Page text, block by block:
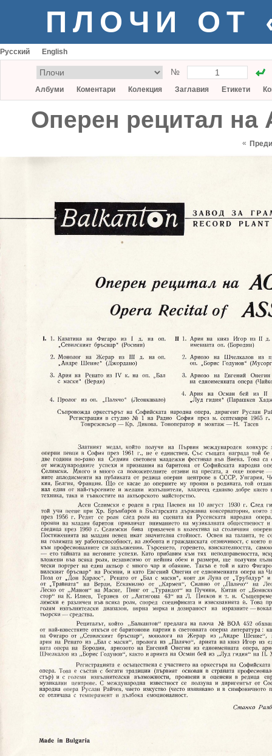
ПЛОЧИ ОТ
Русский English
№
Албуми Коментари Колекция Заглавия Етикети
Оперен рецитал на
«